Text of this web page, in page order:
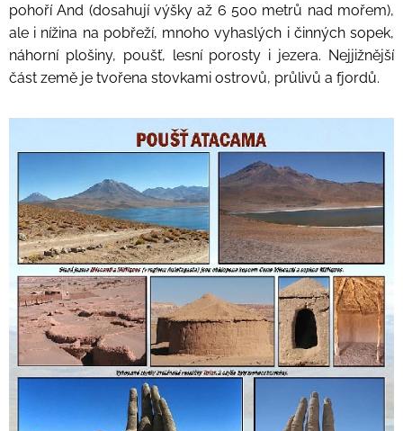
pohoří And (dosahují výšky až 6 500 metrů nad mořem),
ale i nížina na pobřeží, mnoho vyhaslých i činných sopek,
náhorní plošiny, poušť, lesní porosty i jezera. Nejjižnější
část země je tvořena stovkami ostrovů, průlivů a fjordů.